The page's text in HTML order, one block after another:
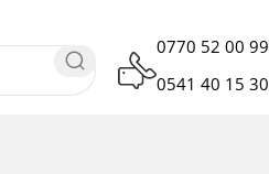
0770 52 00 99
0541 40 15 30